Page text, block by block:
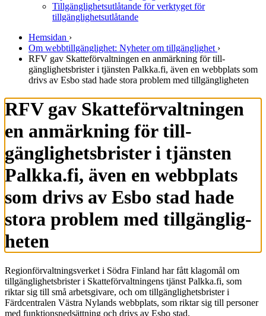
Tillgänglighetsutlåtande för verktyget för
tillgänglighetsutlåtande
Hemsidan ›
Om webbtillgänglighet: Nyheter om tillgänglighet ›
RFV gav Skatte­förvalt­ningen en anmärk­ning för till­
gänglighets­brister i tjänsten Palkka.fi, även en webb­plats som
drivs av Esbo stad hade stora problem med till­gänglig­heten
RFV gav Skatte­förvalt­ningen
en anmärk­ning för till­
gänglighets­brister i tjänsten
Palkka.fi, även en webb­plats
som drivs av Esbo stad hade
stora problem med till­gänglig­
heten
Regionförvaltningsverket i Södra Finland har fått klagomål om
tillgänglighetsbrister i Skatteförvaltningens tjänst Palkka.fi, som
riktar sig till små arbetsgivare, och om tillgänglighetsbrister i
Färdcentralen Västra Nylands webbplats, som riktar sig till personer
med funktionsnedsättning och drivs av Esbo stad.